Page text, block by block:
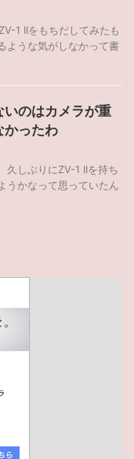
1 IIをもちだしてみたも
ような気がしなかって書
のはカメラが重
かったわ
久しぶりにZV-1 IIを持ち
うかなって思っていたん